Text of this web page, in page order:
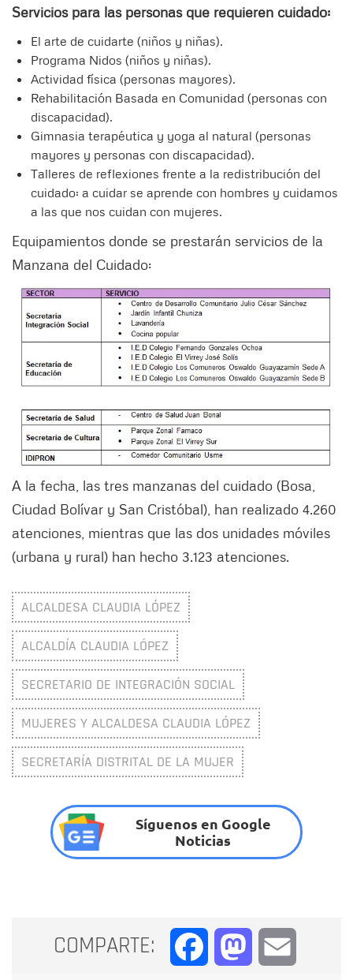
Servicios para las personas que requieren cuidado:
El arte de cuidarte (niños y niñas).
Programa Nidos (niños y niñas).
Actividad física (personas mayores).
Rehabilitación Basada en Comunidad (personas con
discapacidad).
Gimnasia terapéutica y yoga al natural (personas
mayores y personas con discapacidad).
Talleres de reflexiones frente a la redistribución del
cuidado: a cuidar se aprende con hombres y cuidamos
a las que nos cuidan con mujeres.
Equipamientos donde se prestarán servicios de la
Manzana del Cuidado:
A la fecha, las tres manzanas del cuidado (Bosa,
Ciudad Bolívar y San Cristóbal), han realizado 4.260
atenciones, mientras que las dos unidades móviles
(urbana y rural) han hecho 3.123 atenciones.
ALCALDESA CLAUDIA LÓPEZ
ALCALDÍA CLAUDIA LÓPEZ
SECRETARIO DE INTEGRACIÓN SOCIAL
MUJERES Y ALCALDESA CLAUDIA LÓPEZ
SECRETARÍA DISTRITAL DE LA MUJER
Síguenos en Google
Noticias
COMPARTE: Facebook Mastodon